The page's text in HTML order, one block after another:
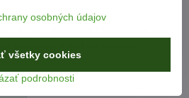
osobných údajov
podrobnosti
všetky cookies